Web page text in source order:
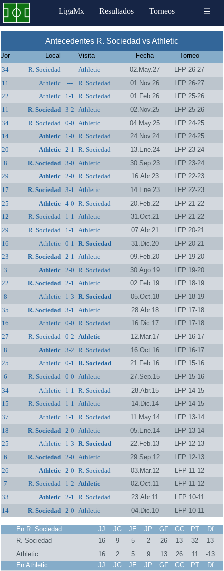
LigaMx Resultados Torneos ☰
Antecedentes R. Sociedad vs Athletic
Jor Local Visita Fecha
Torneo
34
R. Sociedad --- Athletic 02.May.27
LFP 26-27
11
Athletic --- R. Sociedad 01.Nov.26
LFP 26-27
22
Athletic 1-1 R. Sociedad 01.Feb.26
LFP 25-26
11
R. Sociedad 3-2 Athletic 02.Nov.25
LFP 25-26
34
R. Sociedad 0-0 Athletic 04.May.25
LFP 24-25
14
Athletic 1-0 R. Sociedad 24.Nov.24
LFP 24-25
20
Athletic 2-1 R. Sociedad 13.Ene.24
LFP 23-24
8
R. Sociedad 3-0 Athletic 30.Sep.23
LFP 23-24
29
Athletic 2-0 R. Sociedad 16.Abr.23
LFP 22-23
17
R. Sociedad 3-1 Athletic 14.Ene.23
LFP 22-23
25
Athletic 4-0 R. Sociedad 20.Feb.22
LFP 21-22
12
R. Sociedad 1-1 Athletic 31.Oct.21
LFP 21-22
29
R. Sociedad 1-1 Athletic 07.Abr.21
LFP 20-21
16
Athletic 0-1 R. Sociedad 31.Dic.20
LFP 20-21
23
R. Sociedad 2-1 Athletic 09.Feb.20
LFP 19-20
3
Athletic 2-0 R. Sociedad 30.Ago.19
LFP 19-20
22
R. Sociedad 2-1 Athletic 02.Feb.19
LFP 18-19
8
Athletic 1-3 R. Sociedad 05.Oct.18
LFP 18-19
35
R. Sociedad 3-1 Athletic 28.Abr.18
LFP 17-18
16
Athletic 0-0 R. Sociedad 16.Dic.17
LFP 17-18
27
R. Sociedad 0-2 Athletic 12.Mar.17
LFP 16-17
8
Athletic 3-2 R. Sociedad 16.Oct.16
LFP 16-17
25
Athletic 0-1 R. Sociedad 21.Feb.16
LFP 15-16
6
R. Sociedad 0-0 Athletic 27.Sep.15
LFP 15-16
34
Athletic 1-1 R. Sociedad 28.Abr.15
LFP 14-15
15
R. Sociedad 1-1 Athletic 14.Dic.14
LFP 14-15
37
Athletic 1-1 R. Sociedad 11.May.14
LFP 13-14
18
R. Sociedad 2-0 Athletic 05.Ene.14
LFP 13-14
25
Athletic 1-3 R. Sociedad 22.Feb.13
LFP 12-13
6
R. Sociedad 2-0 Athletic 29.Sep.12
LFP 12-13
26
Athletic 2-0 R. Sociedad 03.Mar.12
LFP 11-12
7
R. Sociedad 1-2 Athletic 02.Oct.11
LFP 11-12
33
Athletic 2-1 R. Sociedad 23.Abr.11
LFP 10-11
14
R. Sociedad 2-0 Athletic 04.Dic.10 LFP 10-11
En R. Sociedad JJ JG JE JP GF GC PT
Df
R. Sociedad
16 9 5 2 26 13 32
13
Athletic
16 2 5 9 13 26 11
-13
En Athletic
JJ JG JE JP GF GC PT
Df